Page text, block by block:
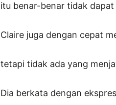
itu benar-benar tidak dapat
Claire juga dengan cepat
tetapi tidak ada yang
Dia berkata dengan